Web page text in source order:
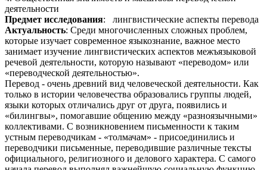
деятельности
Предмет исследования: лингвистические аспекты перевода
Актуальность: Среди многочисленных сложных проблем,
которые изучает современное языкознание, важное место
занимает изучение лингвистических аспектов межъязыковой
речевой деятельности, которую называют «переводом» или
«переводческой деятельностью».
Перевод - очень древний вид человеческой деятельности. Как
только в истории человечества образовались группы людей,
языки которых отличались друг от друга, появились и
«билингвы», помогавшие общению между «разноязычными»
коллективами. С возникновением письменности к таким
устным переводчикам - «толмачам» - присоединились и
переводчики письменные, переводившие различные тексты
официального, религиозного и делового характера. С самого